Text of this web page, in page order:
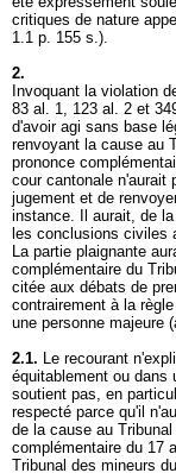
critiques de nature
1.1 p. 155 s.).
2.
Invoquant la violation
83 al. 1, 123 al. 2 et
d'avoir agi sans base
renvoyant la cause au
prononce
cour cantonale n'aurait
jugement et de
instance. Il aurait, de
les conclusions civiles
La partie plaignante
complémentaire du
citée aux débats de
contrairement à la
une personne majeure (
2.1. Le recourant
équitablement ou dans
soutient pas, en
respecté parce qu'il
de la cause au
complémentaire du 17
Tribunal des mineurs